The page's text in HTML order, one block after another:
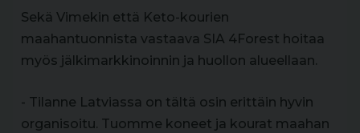
Sekä Vimekin että Keto-kourien
maahantuonnista vastaava SIA 4Forest hoitaa
myös jälkimarkkinoinnin ja huollon alueellaan.
- Tilanne Latviassa on tältä osin erittäin hyvin
organisoitu. Tuomme koneet ja kourat maahan